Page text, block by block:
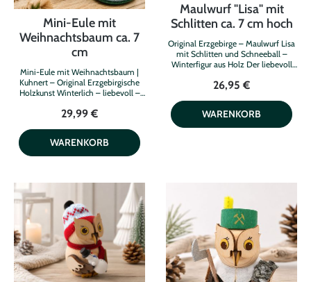
Mini-Eule mit
Weihnachtsbaum ca. 7
cm
Mini-Eule mit Weihnachtsbaum |
Kuhnert – Original Erzgebirgische
Holzkunst Winterlich – liebevoll –
Diese bezaubernde Mini-Eule mit
Weihnachtszeit direkt in Ihr
Zuhause. Warm eingepackt mit einer
sie stolz ihren festlich geschmückten
Tannenbaum. Die liebevollen
Details und die fröhliche
Ausstrahlung machen diese kleine
Eule zu einem besonderen Blickfang
auf Fensterbank, Regal oder
Weihnachtstisch. Gefertigt in
traditioneller erzgebirgischer
Handwerkskunst, steht die Mini-Eule
29,99 €
WARENKORB
Maulwurf "Lisa" mit
Schlitten ca. 7 cm hoch
Original Erzgebirge – Maulwurf Lisa
mit Schlitten und Schneeball –
Winterfigur aus Holz Der liebevoll
Schlitten bringt winterliche
Handwerkskunst in Ihr Zuhause.
Warm eingepackt mit einer grünen
Mütze und einem leuchtend
Erzgebirge gefertigt und begeistert
mit ihrer hochwertigen
Verarbeitung, den liebevoll
bemalten Details und ihrem
fröhlichen Ausdruck. Ob als
winterliche Dekoration,
Sammlerstück oder Geschenk –
dieser Maulwurf sorgt garantiert für
26,95 €
WARENKORB